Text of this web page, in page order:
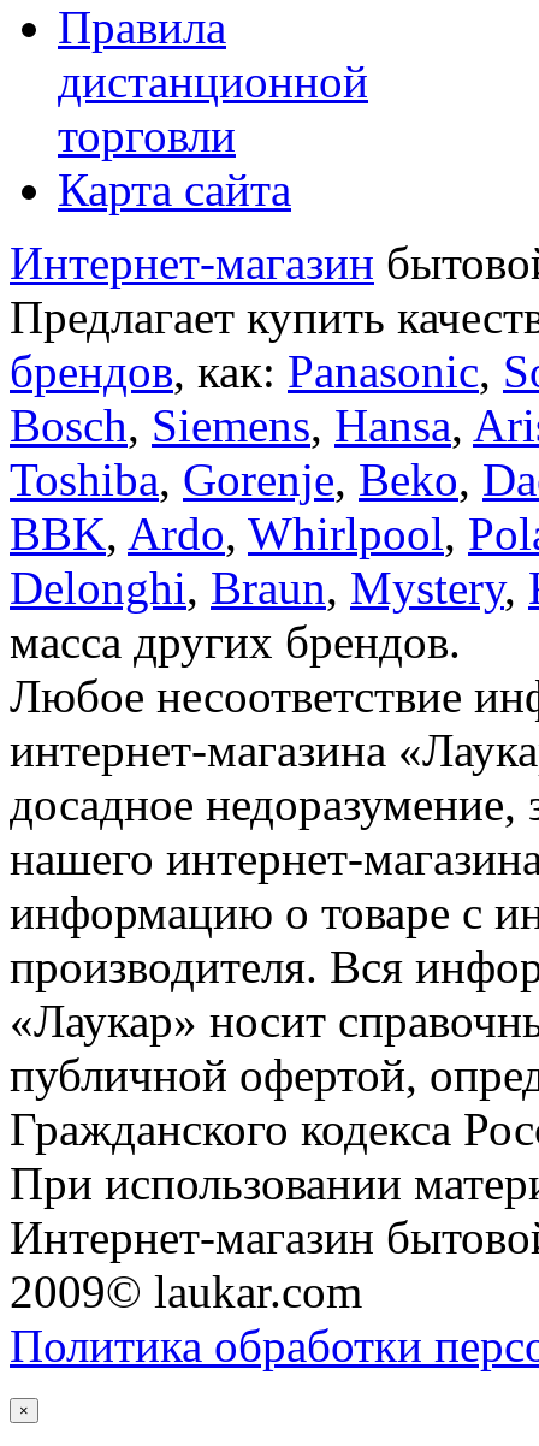
Правила
дистанционной
торговли
Карта сайта
Интернет-магазин
Предлагает купить
брендов, как: Panasonic,
Bosch, Siemens, Hansa,
Toshiba, Gorenje, Beko,
BBK, Ardo, Whirlpool,
Delonghi, Braun, Mystery,
масса других брендов.
Любое несоответствие
интернет-магазина
досадное недоразумение,
нашего интернет-
информацию о товаре с
производителя. Вся
«Лаукар» носит
публичной офертой,
Гражданского кодекса
При использовании
Интернет-магазин
2009© laukar.com
Политика обработки
×